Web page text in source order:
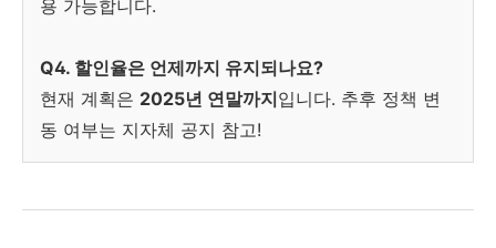
용 가능합니다.
Q4. 할인율은 언제까지 유지되나요?
현재 계획은 2025년 연말까지입니다. 추후 정책 변
동 여부는 지자체 공지 참고!